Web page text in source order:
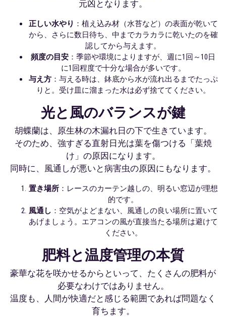
元凶となります。
正しい水やり ：植え込み材（水苔など）の表面が乾いて
から、さらに数日待ち、中までカラカラに乾いたのを確
認してから与えます。
頻度の目安 ：季節や環境によりますが、週に1回～10日
に1回程度で十分な場合が多いです。
与え方：与える時は、鉢底から水が流れ出るまでたっぷ
りと。受け皿に溜まった水は必ず捨ててください。
光と風のバランスが鍵
胡蝶蘭は、原生林の木漏れ日の下で生きています。
そのため、強すぎる直射日光は葉を傷つける「葉焼
け」の原因になります。
同時に、風通しが悪いと病害虫の原因にもなります。
置き場所：レースのカーテン越しの、明るい窓辺が理想
的です。
風通し ：空気がよどまない、風通しの良い場所に置いて
あげましょう。エアコンの風が直接当たる場所は避けて
ください。
肥料と温度管理の本質
豪華な花を咲かせるからといって、たくさんの肥料が
必要なわけではありません。
温度も、人間が快適だと感じる範囲であれば問題なく
育ちます。